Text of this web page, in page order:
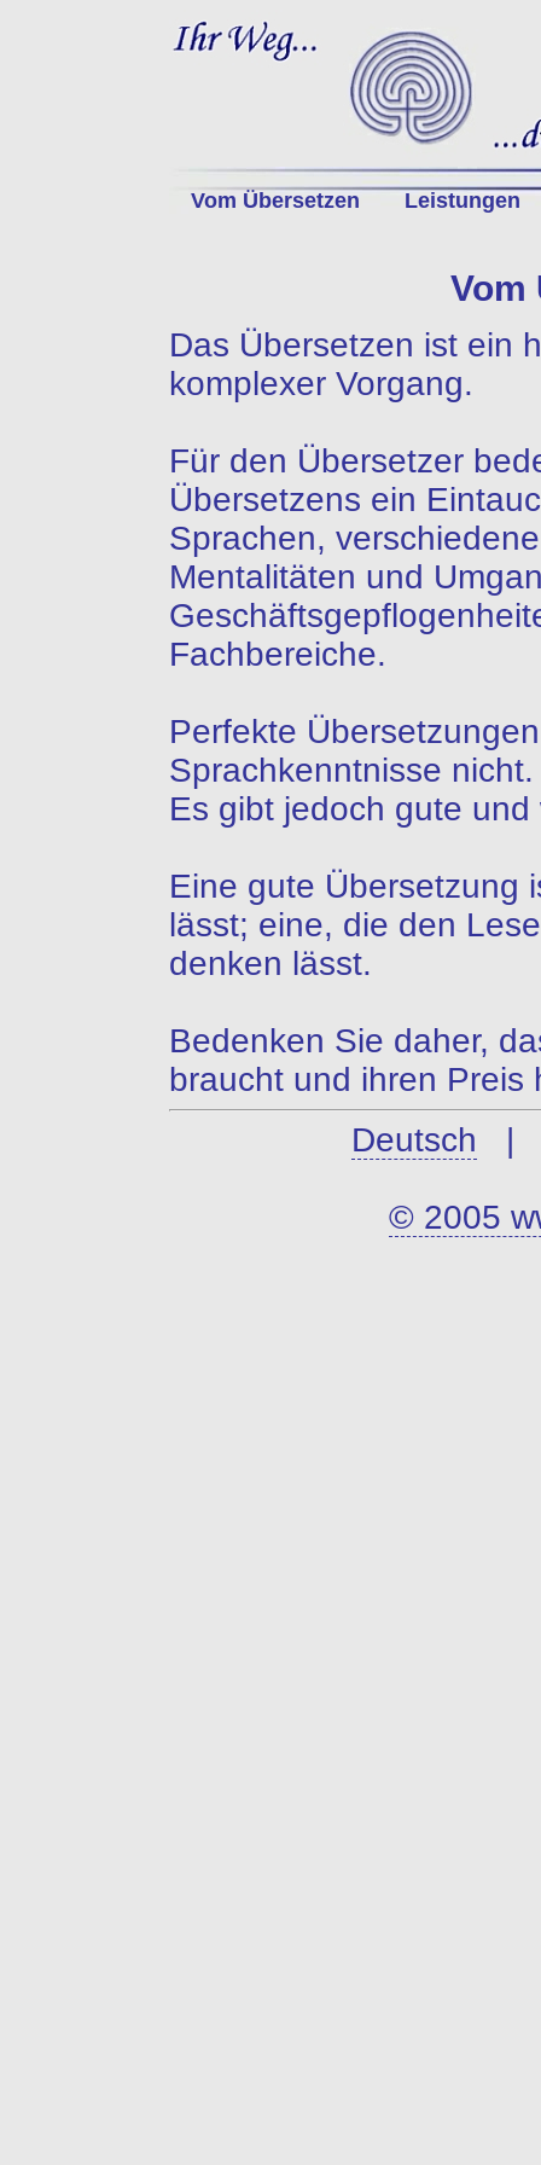
Vom Übersetzen Leistungen
Vom
Das Übersetzen ist ein
komplexer Vorgang.
Für den Übersetzer
Übersetzens ein
Sprachen,
Mentalitäten und
Fachbereiche.
Perfekte
Sprachkenntnisse nicht.
Es gibt jedoch gute
Eine gute Übersetzung
lässt; eine, die den
denken lässt.
Bedenken Sie daher,
braucht und ihren Preis
Deutsch
© 2005